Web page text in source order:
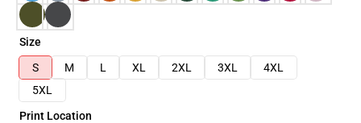
Size
S
M L XL 2XL 3XL
4XL
5XL
Print Location